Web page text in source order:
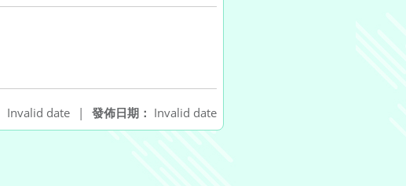
發佈日期： Invalid date
Invalid date |